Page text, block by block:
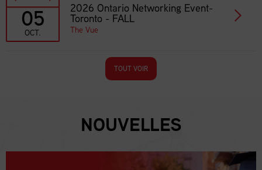
05
OCT.
2026 Ontario Networking Event-
Toronto - FALL
The Vue
TOUT VOIR
NOUVELLES